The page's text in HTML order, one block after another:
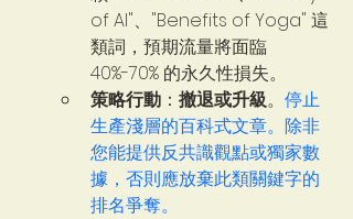
of AI"、"Benefits of Yoga" 這
類詞，預期流量將面臨
40%-70% 的永久性損失。
策略行動 ： 撤退或升級。 停止
生產淺層的百科式文章。除非
您能提供反共識觀點或獨家數
據，否則應放棄此類關鍵字的
排名爭奪。